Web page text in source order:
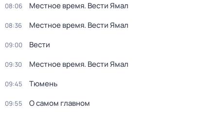
08:06 Местное время. Вести Ямал
08:36 Местное время. Вести Ямал
09:00 Вести
09:30 Местное время. Вести Ямал
09:45 Тюмень
09:55 О самом главном